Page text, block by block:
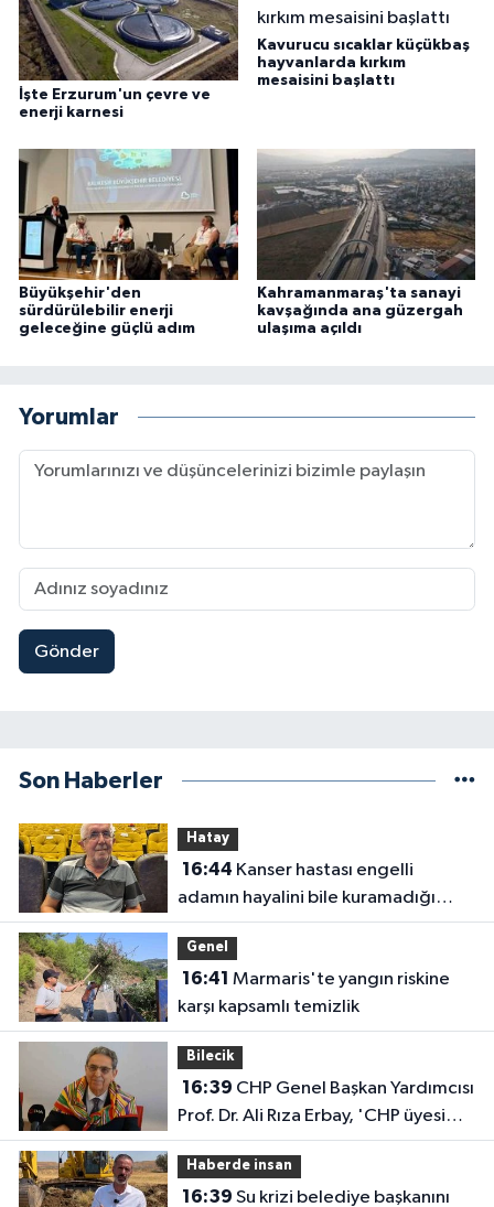
İşte Erzurum'un çevre ve
enerji karnesi
Kavurucu sıcaklar küçükbaş
hayvanlarda kırkım
mesaisini başlattı
Büyükşehir'den
sürdürülebilir enerji
geleceğine güçlü adım
Kahramanmaraş'ta sanayi
kavşağında ana güzergah
ulaşıma açıldı
Yorumlar
Gönder
Son Haberler
Hatay
16:44
adamın hayalini bile kuramadığı
evine kavuşunca döktüğü gözyaşı
duygulandırdı
Genel
16:41
karşı kapsamlı temizlik
Bilecik
16:39
Prof. Dr. Ali Rıza Erbay, 'CHP üyesi
olmak inanç ister, emek ister, yürek
ister'
Haberde insan
16:39